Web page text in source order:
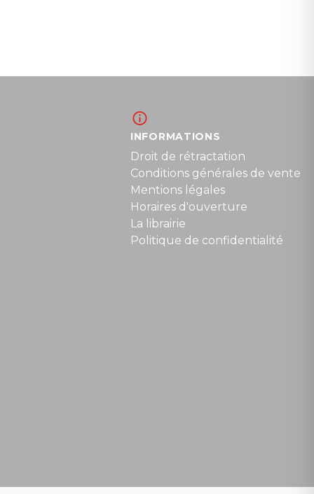
INFORMATIONS
Droit de rétractation
Conditions générales de vente
Mentions légales
Horaires d'ouverture
La librairie
Politique de confidentialité